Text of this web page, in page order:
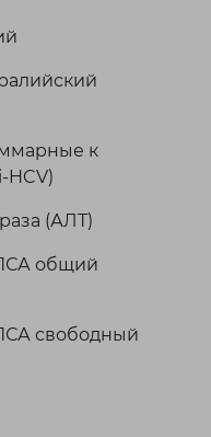
к
HCV)
(АЛТ)
общий
свободный